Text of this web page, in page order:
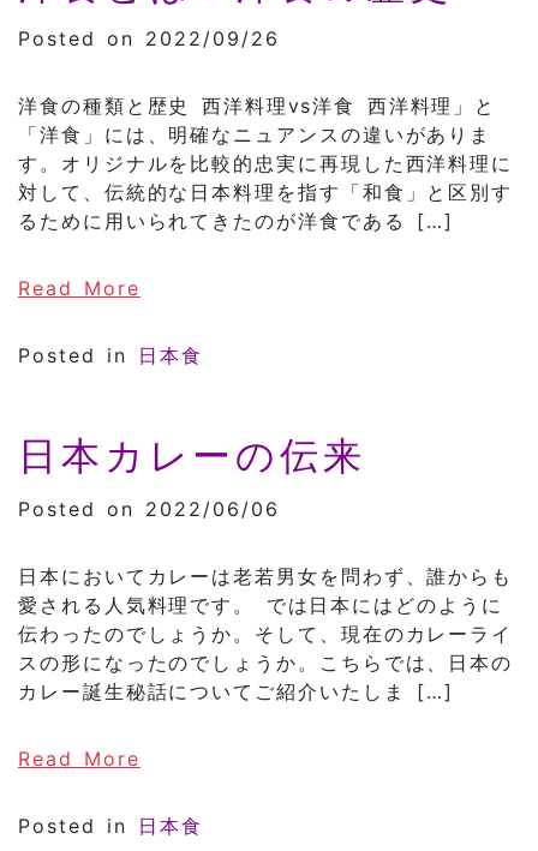
Posted on 2022/09/26
洋食の種類と歴史 西洋料理vs洋食 西洋料理」と
「洋食」には、明確なニュアンスの違いがありま
す。オリジナルを比較的忠実に再現した西洋料理に
対して、伝統的な日本料理を指す「和食」と区別す
るために用いられてきたのが洋食である […]
Read More
Posted in 日本食
日本カレーの伝来
Posted on 2022/06/06
日本においてカレーは老若男女を問わず、誰からも
愛される人気料理です。 では日本にはどのように
伝わったのでしょうか。そして、現在のカレーライ
スの形になったのでしょうか。こちらでは、日本の
カレー誕生秘話についてご紹介いたしま […]
Read More
Posted in 日本食